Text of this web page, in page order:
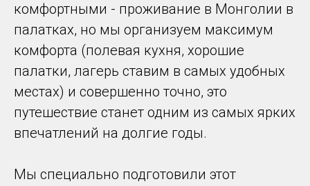
комфортными - проживание в Монголии в
палатках, но мы организуем максимум
комфорта (полевая кухня, хорошие
палатки, лагерь ставим в самых удобных
местах) и совершенно точно, это
путешествие станет одним из самых ярких
впечатлений на долгие годы.
Мы специально подготовили этот